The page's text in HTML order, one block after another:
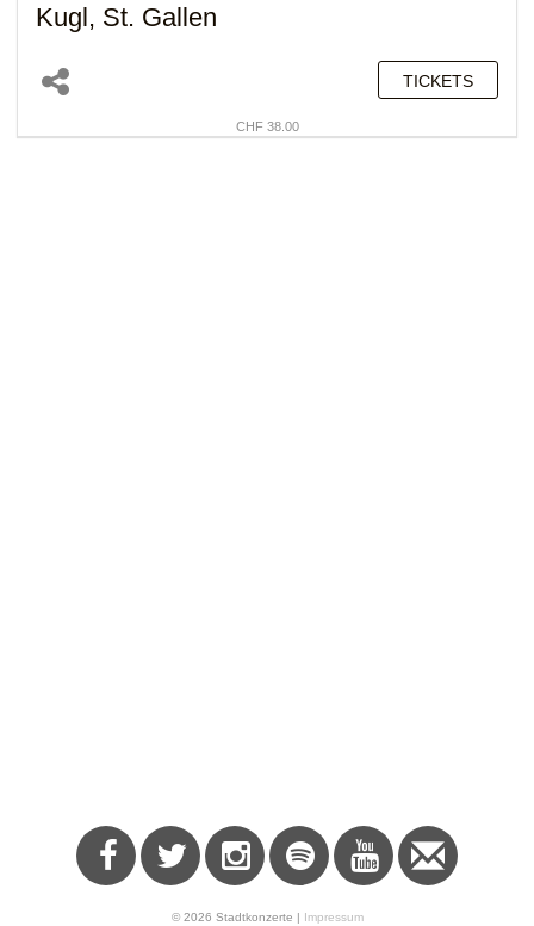
Kugl, St. Gallen
TICKETS
CHF 38.00
© 2026 Stadtkonzerte | Impressum